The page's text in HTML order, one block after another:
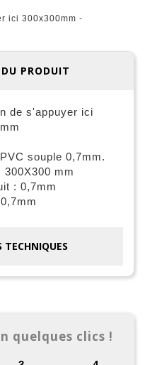
ici 300x300mm -
PRODUIT
de s'appuyer ici
souple 0,7mm.
mm
: 0,7mm
quelques clics !